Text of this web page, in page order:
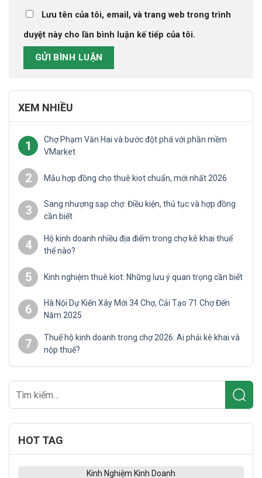
Lưu tên của tôi, email, và trang web trong trình
duyệt này cho lần bình luận kế tiếp của tôi.
XEM NHIỀU
1
Chợ Phạm Văn Hai và bước đột phá với phần mềm
VMarket
2 Mẫu hợp đồng cho thuê kiot chuẩn, mới nhất 2026
3
Sang nhượng sạp chợ: Điều kiện, thủ tục và hợp đồng
cần biết
4
Hộ kinh doanh nhiều địa điểm trong chợ kê khai thuế
thế nào?
5 Kinh nghiệm thuê kiot: Những lưu ý quan trọng cần biết
6
Hà Nội Dự Kiến Xây Mới 34 Chợ, Cải Tạo 71 Chợ Đến
Năm 2025
7
Thuế hộ kinh doanh trong chợ 2026: Ai phải kê khai và
nộp thuế?
HOT TAG
Kinh Nghiệm Kinh Doanh